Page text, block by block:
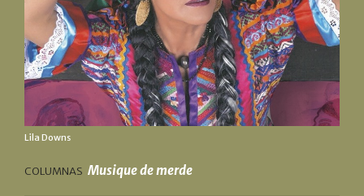
Lila Downs
COLUMNAS Musique de merde